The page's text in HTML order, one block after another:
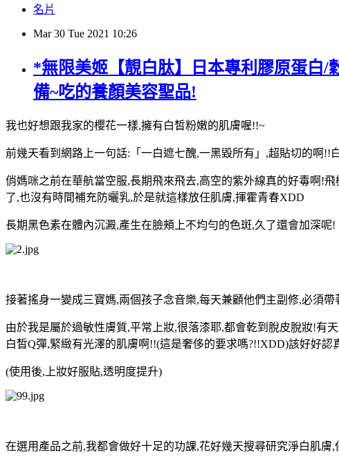
名片
Mar 30 Tue 2021 10:26
*無限美姬【靚白肽】日本專利膠原蛋白/
備~吃的養顏美容聖品!
我也好想跟我家的櫻花一樣,擁有白皙粉嫩的肌膚喔!!~
前幾天看到網路上一句話:「一白遮七醜,一黑毀所有」,超貼切的啊!!
俏媽咪之前在華航當空服,長期飛來飛去,高空的紫外線真的好毒啊!
了,也沒有時間補充防曬乳,於是就這樣放任肌膚,揮霍青春XDD
長期黑色素在體內沉澱,產生在臉頰上不均勻的色斑,久了還會加深呢!
接著搖身一變成三寶媽,兩個孩子念音樂,每天兼顧他們主副修,必須
由於我是屬於過敏性膚質,平常上妝,很落漆耶,都會乾到脫皮脫妝!有
白皙Q彈,緊緻有光澤的肌膚啊!!(這是奢侈的要求嗎?!!XDD)該好好認
(使用後,上妝好服貼,透明度提升)
在選用產品之前,我都會做好十足的功課,花好幾天搜尋研究淨白肌